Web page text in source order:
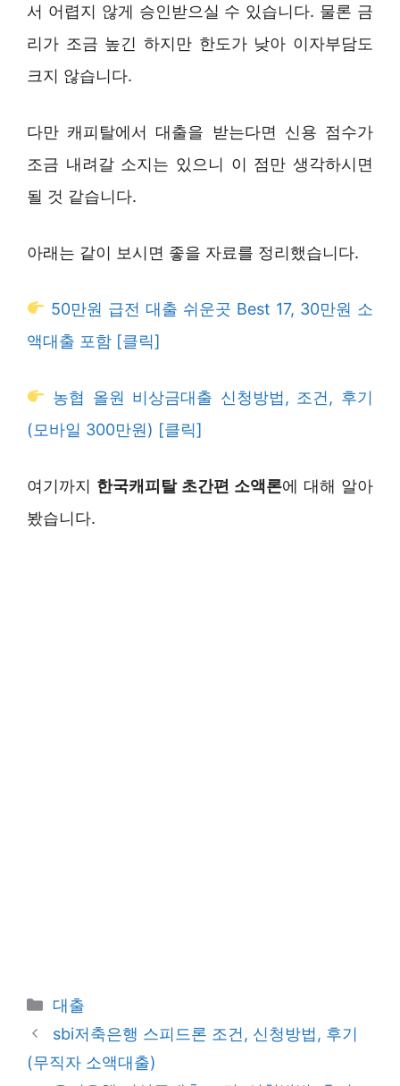
서 어렵지 않게 승인받으실 수 있습니다. 물론 금
리가 조금 높긴 하지만 한도가 낮아 이자부담도
크지 않습니다.
다만 캐피탈에서 대출을 받는다면 신용 점수가
조금 내려갈 소지는 있으니 이 점만 생각하시면
될 것 같습니다.
아래는 같이 보시면 좋을 자료를 정리했습니다.
50만원 급전 대출 쉬운곳 Best 17, 30만원 소
액대출 포함 [클릭]
농협 올원 비상금대출 신청방법, 조건, 후기
(모바일 300만원) [클릭]
여기까지 한국캐피탈 초간편 소액론에 대해 알아
봤습니다.
카
테
리
대출
sbi저축은행 스피드론 조건, 신청방법, 후기
(무직자 소액대출)